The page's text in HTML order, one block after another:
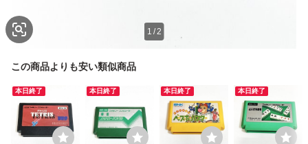
1 /2
この商品よりも安い類似商品
本日終了 本日終了 本日終了 本日終了